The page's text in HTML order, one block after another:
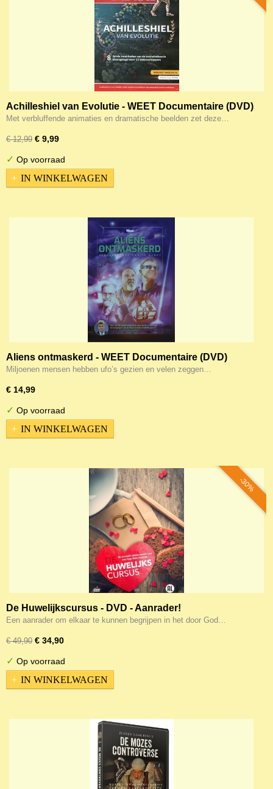
Achilleshiel van Evolutie - WEET Documentaire (DVD)
Met verbluffende animaties en dramatische beelden zet deze…
€ 12,99 € 9,99
✓ Op voorraad
IN WINKELWAGEN
Aliens ontmaskerd - WEET Documentaire (DVD)
Miljoenen mensen hebben ufo’s gezien en velen zeggen…
€ 14,99
✓ Op voorraad
IN WINKELWAGEN
-30%
De Huwelijkscursus - DVD - Aanrader!
Een aanrader om elkaar te kunnen begrijpen in het door God…
€ 49,90 € 34,90
✓ Op voorraad
IN WINKELWAGEN